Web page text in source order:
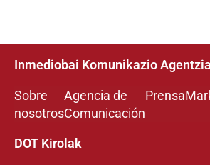
Inmediobai Komunikazio Agentzia
Sobre
nosotros
Agencia de
Comunicación
Prensa
DOT Kirolak